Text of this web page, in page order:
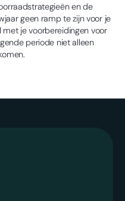
en de
geen ramp te zijn voor je
je voorbereidingen voor
periode niet alleen